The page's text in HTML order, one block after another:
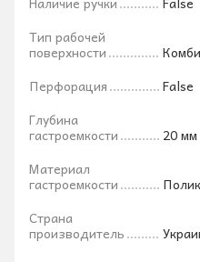
Тип рабочей
поверхности
Перфорация
False
Глубина
гастроемкости
20 мм
Материал
гастроемкости
Страна
производитель